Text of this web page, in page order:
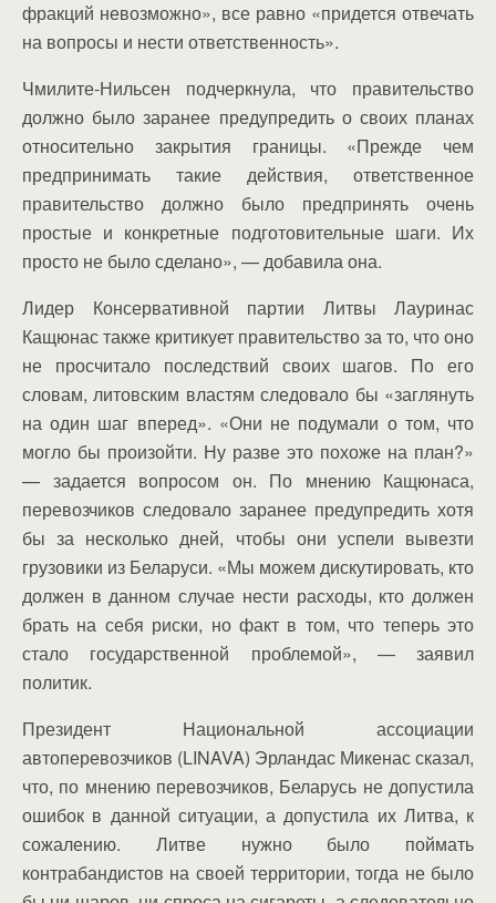
фракций невозможно», все равно «придется отвечать
на вопросы и нести ответственность».
Чмилите-Нильсен подчеркнула, что правительство
должно было заранее предупредить о своих планах
относительно закрытия границы. «Прежде чем
предпринимать такие действия, ответственное
правительство должно было предпринять очень
простые и конкретные подготовительные шаги. Их
просто не было сделано», — добавила она.
Лидер Консервативной партии Литвы Лауринас
Кащюнас также критикует правительство за то, что оно
не просчитало последствий своих шагов. По его
словам, литовским властям следовало бы «заглянуть
на один шаг вперед». «Они не подумали о том, что
могло бы произойти. Ну разве это похоже на план?»
— задается вопросом он. По мнению Кащюнаса,
перевозчиков следовало заранее предупредить хотя
бы за несколько дней, чтобы они успели вывезти
грузовики из Беларуси. «Мы можем дискутировать, кто
должен в данном случае нести расходы, кто должен
брать на себя риски, но факт в том, что теперь это
стало государственной проблемой», — заявил
политик.
Президент Национальной ассоциации
автоперевозчиков (LINAVA) Эрландас Микенас сказал,
что, по мнению перевозчиков, Беларусь не допустила
ошибок в данной ситуации, а допустила их Литва, к
сожалению. Литве нужно было поймать
контрабандистов на своей территории, тогда не было